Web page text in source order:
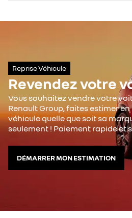
Reprise Véhicule
Revendez votre
Vous souhaitez vendre votre
Renault Group, faites estimer
véhicule quelle que soit sa
seulement ! Paiement rapide et
DÉMARRER MON ESTIMATION